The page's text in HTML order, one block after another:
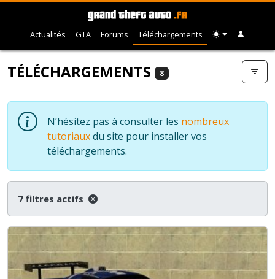
Actualités GTA Forums Téléchargements
TÉLÉCHARGEMENTS 8
N’hésitez pas à consulter les nombreux
tutoriauxdu site pour installer vos
téléchargements.
7 filtres actifs